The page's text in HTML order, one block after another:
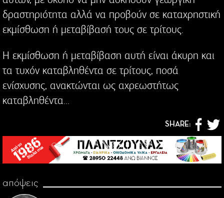
δραστηριότητα αλλά να προβούν σε καταχρηστική
εκμίσθωση ή μεταβίβασή τους σε τρίτους.
Η εκμίσθωση ή μεταβίβαση αυτή είναι άκυρη και
τα τυχόν καταβληθέντα σε τρίτους, ποσά
ενίσχυσης, ανακτώνται ως αχρεωστήτως
καταβληθέντα...
SHARE:
απόψεις